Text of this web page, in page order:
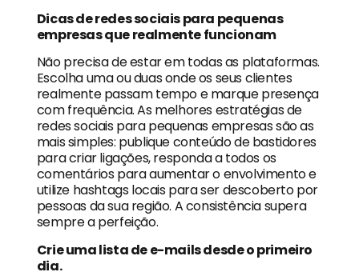
Dicas de redes sociais para pequenas
empresas que realmente funcionam
Não precisa de estar em todas as plataformas.
Escolha uma ou duas onde os seus clientes
realmente passam tempo e marque presença
com frequência. As melhores estratégias de
redes sociais para pequenas empresas são as
mais simples: publique conteúdo de bastidores
para criar ligações, responda a todos os
comentários para aumentar o envolvimento e
utilize hashtags locais para ser descoberto por
pessoas da sua região. A consistência supera
sempre a perfeição.
Crie uma lista de e-mails desde o primeiro
dia.